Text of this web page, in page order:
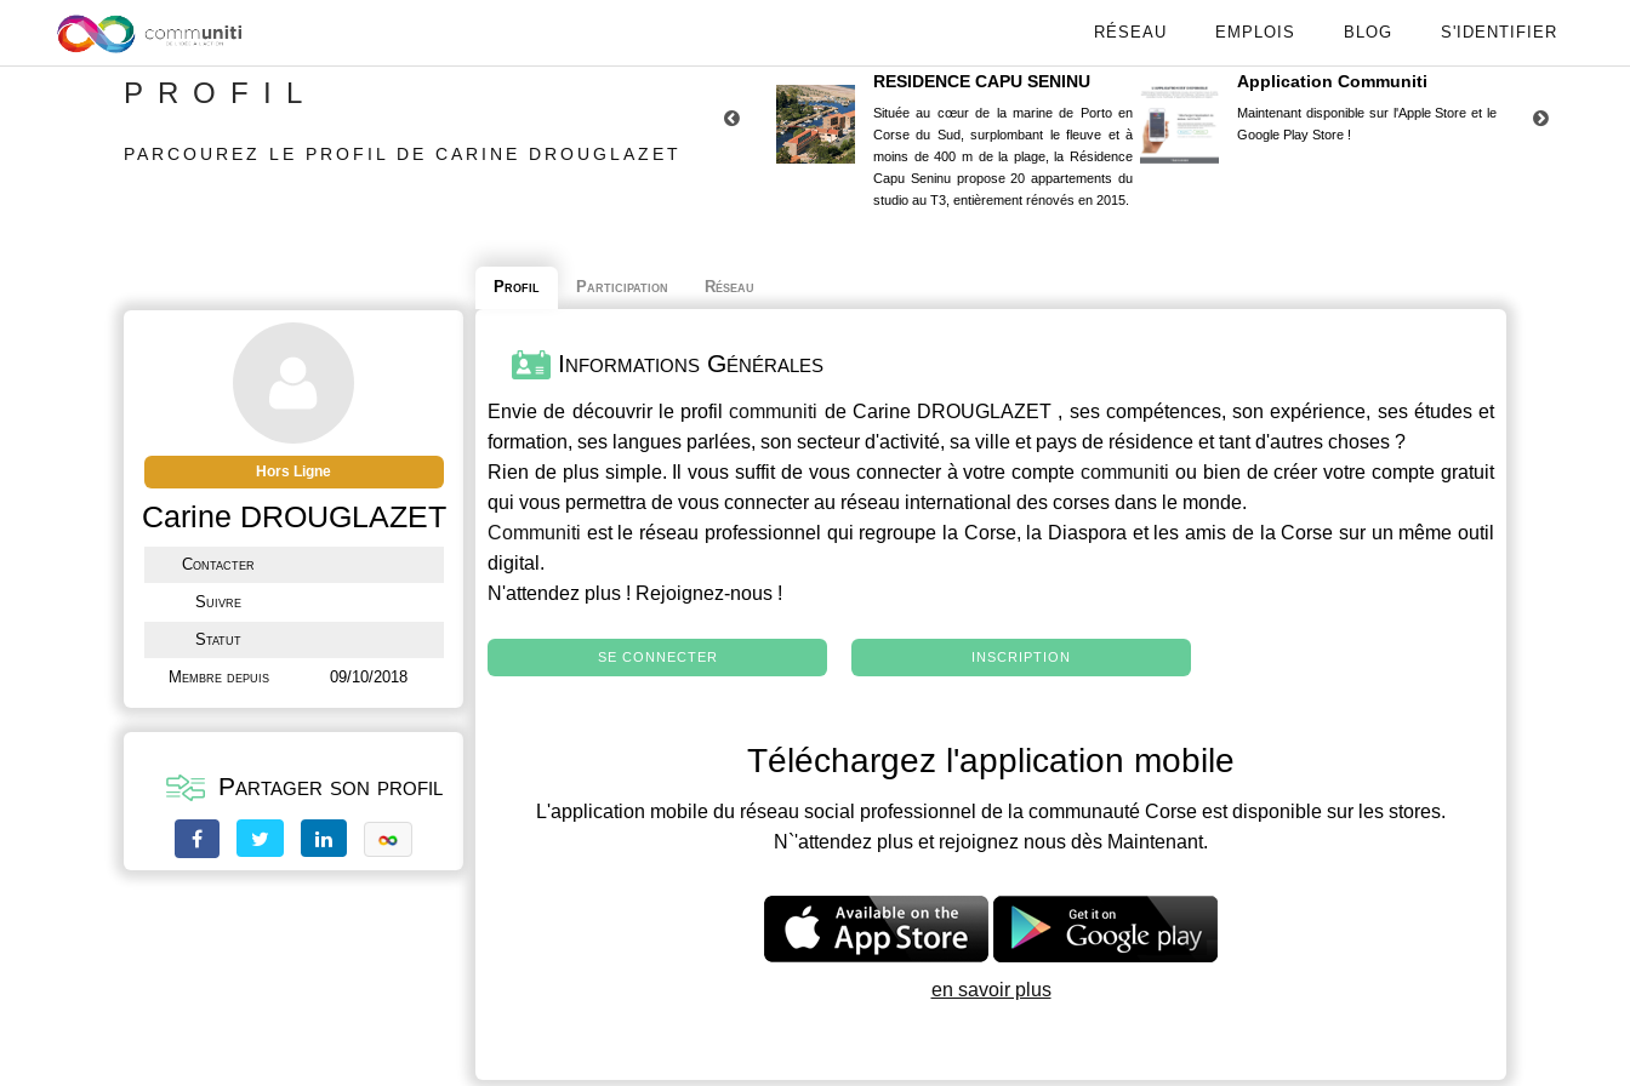
RÉSEAU EMPLOIS BLOG S'IDENTIFIER
PROFIL
PARCOUREZ LE PROFIL DE CARINE DROUGLAZET
RESIDENCE CAPU SENINU
Située au cœur de la marine de Porto en
Corse du Sud, surplombant le fleuve et à
moins de 400 m de la plage, la Résidence
Capu Seninu propose 20 appartements du
studio au T3, entièrement rénovés en 2015.
Application Communiti
Maintenant disponible sur l'Apple Store et le
Google Play Store !
Hors Ligne
Carine DROUGLAZET
Contacter
Suivre
Statut
Membre depuis 09/10/2018
Partager son profil
Profil Participation Réseau
Informations Générales
Envie de découvrir le profilcommuniti de Carine DROUGLAZET , ses compétences, son expérience, ses études et
formation, ses langues parlées, son secteur d'activité, sa ville et pays de résidence et tant d'autres choses ?
Rien de plus simple. Il vous suffit de vous connecter à votre comptecommuniti ou bien de créer votre compte gratuit
qui vous permettra de vous connecter au réseau international des corses dans le monde.
Communiti est le réseau professionnel qui regroupe la Corse, la Diaspora et les amis de la Corse sur un même outil
digital.
N'attendez plus ! Rejoignez-nous !
SE CONNECTER INSCRIPTION
Téléchargez l'application mobile
L'application mobile du réseau social professionnel de la communauté Corse est disponible sur les stores.
N`'attendez plus et rejoignez nous dès Maintenant.
en savoir plus